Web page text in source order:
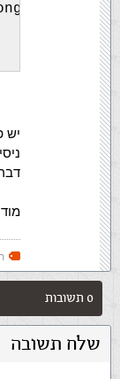
יש
0 תשובות
שלח תשובה